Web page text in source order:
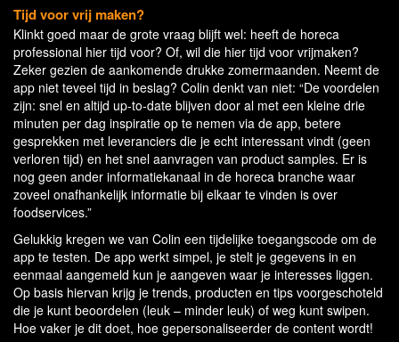
Tijd voor vrij maken?
Klinkt goed maar de grote vraag blijft wel: heeft de horeca
professional hier tijd voor? Of, wil die hier tijd voor vrijmaken?
Zeker gezien de aankomende drukke zomermaanden. Neemt de
app niet teveel tijd in beslag? Colin denkt van niet: “De voordelen
zijn: snel en altijd up-to-date blijven door al met een kleine drie
minuten per dag inspiratie op te nemen via de app, betere
gesprekken met leveranciers die je echt interessant vindt (geen
verloren tijd) en het snel aanvragen van product samples. Er is
nog geen ander informatiekanaal in de horeca branche waar
zoveel onafhankelijk informatie bij elkaar te vinden is over
foodservices.”
Gelukkig kregen we van Colin een tijdelijke toegangscode om de
app te testen. De app werkt simpel, je stelt je gegevens in en
eenmaal aangemeld kun je aangeven waar je interesses liggen.
Op basis hiervan krijg je trends, producten en tips voorgeschoteld
die je kunt beoordelen (leuk – minder leuk) of weg kunt swipen.
Hoe vaker je dit doet, hoe gepersonaliseerder de content wordt!